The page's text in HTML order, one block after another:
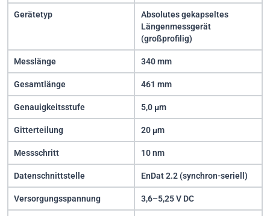
Gerätetyp
Absolutes gekapseltes
Längenmessgerät
(großprofilig)
Messlänge 340 mm
Gesamtlänge 461 mm
Genauigkeitsstufe 5,0 µm
Gitterteilung 20 µm
Messschritt 10 nm
Datenschnittstelle EnDat 2.2 (synchron-seriell)
Versorgungsspannung 3,6–5,25 V DC